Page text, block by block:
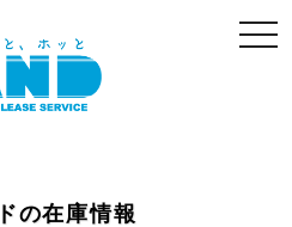
の在庫情報